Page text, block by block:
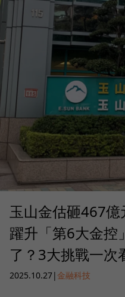
玉山金估砸467
躍升「第6大金控
了？3大挑戰一次
2025.10.27|金融科技